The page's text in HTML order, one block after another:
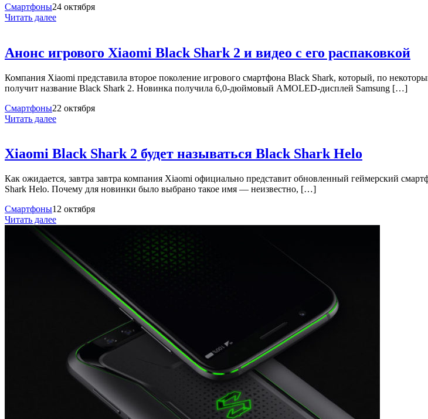
Смартфоны24 октября
Читать далее
Анонс игрового Xiaomi Black Shark 2 и видео с его распаковкой
Компания Xiaomi представила второе поколение игрового смартфона Black Shark, который, по
получит название Black Shark 2. Новинка получила 6,0-дюймовый AMOLED-дисплей Samsung […]
Смартфоны22 октября
Читать далее
Xiaomi Black Shark 2 будет называться Black Shark Helo
Как ожидается, завтра завтра компания Xiaomi официально представит обновленный геймерский
Shark Helo. Почему для новинки было выбрано такое имя — неизвестно, […]
Смартфоны12 октября
Читать далее